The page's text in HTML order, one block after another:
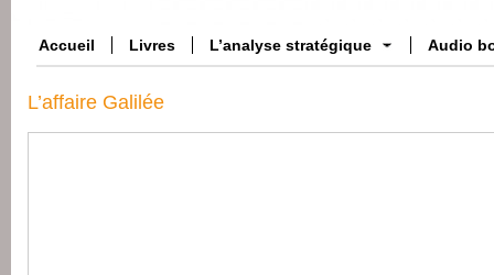
Accueil Livres L’analyse stratégique Audio
L’affaire Galilée